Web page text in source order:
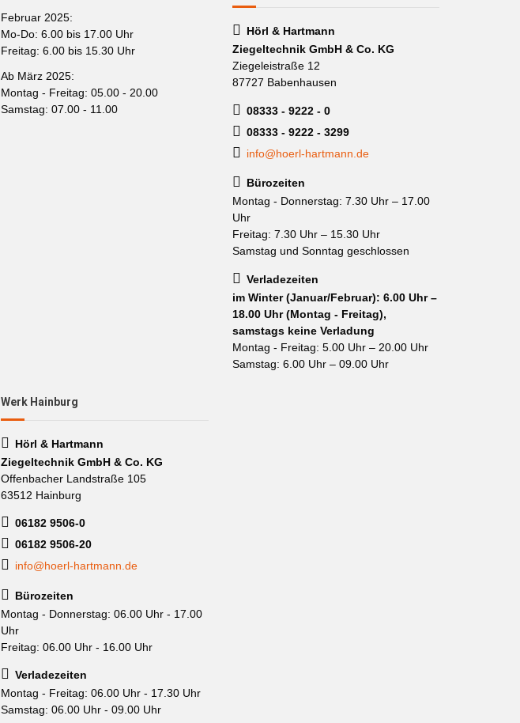
Februar 2025:
Mo-Do: 6.00 bis 17.00 Uhr
Freitag: 6.00 bis 15.30 Uhr
Ab März 2025:
Montag - Freitag: 05.00 - 20.00
Samstag: 07.00 - 11.00
Hörl & Hartmann
Ziegeltechnik GmbH & Co. KG
Ziegeleistraße 12
87727 Babenhausen
08333 - 9222 - 0
08333 - 9222 - 3299
info@hoerl-hartmann.de
Bürozeiten
Montag - Donnerstag: 7.30 Uhr – 17.00
Uhr
Freitag: 7.30 Uhr – 15.30 Uhr
Samstag und Sonntag geschlossen
Verladezeiten
im Winter (Januar/Februar): 6.00 Uhr –
18.00 Uhr (Montag - Freitag),
samstags keine Verladung
Montag - Freitag: 5.00 Uhr – 20.00 Uhr
Samstag: 6.00 Uhr – 09.00 Uhr
Werk Hainburg
Hörl & Hartmann
Ziegeltechnik GmbH & Co. KG
Offenbacher Landstraße 105
63512 Hainburg
06182 9506-0
06182 9506-20
info@hoerl-hartmann.de
Bürozeiten
Montag - Donnerstag: 06.00 Uhr - 17.00
Uhr
Freitag: 06.00 Uhr - 16.00 Uhr
Verladezeiten
Montag - Freitag: 06.00 Uhr - 17.30 Uhr
Samstag: 06.00 Uhr - 09.00 Uhr